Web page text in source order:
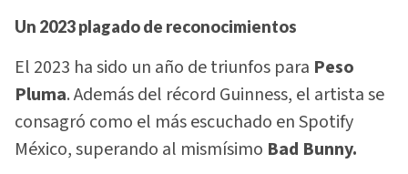
Un 2023 plagado de reconocimientos
El 2023 ha sido un año de triunfos para Peso
Pluma. Además del récord Guinness, el artista se
consagró como el más escuchado en Spotify
México, superando al mismísimo Bad Bunny.